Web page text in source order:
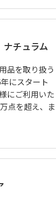
チュラム
品を取り扱う
にスタート
にご利用いた
点を超え、ま